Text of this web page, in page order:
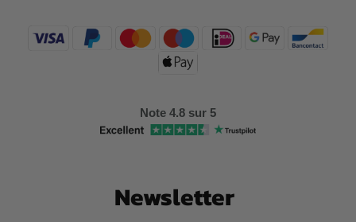
Note 4.8 sur 5
Newsletter